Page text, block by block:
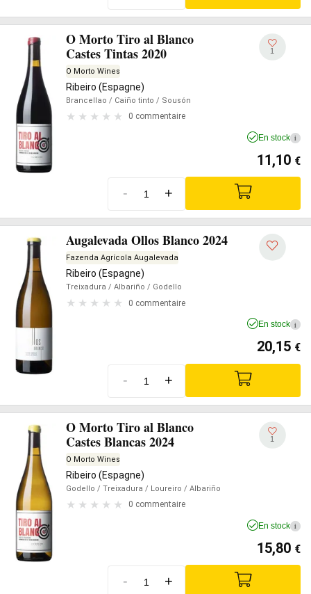
O Morto Tiro al Blanco
Castes Tintas 2020
O Morto Wines
Ribeiro (Espagne)
Brancellao / Caiño tinto / Sousón
0 commentaire
1
En stock i
11,10 €
- +
Augalevada Ollos Blanco 2024
Fazenda Agrícola Augalevada
Ribeiro (Espagne)
Treixadura / Albariño / Godello
0 commentaire
En stock i
20,15 €
- +
O Morto Tiro al Blanco
Castes Blancas 2024
O Morto Wines
Ribeiro (Espagne)
Godello / Treixadura / Loureiro / Albariño
0 commentaire
1
En stock i
15,80 €
- +